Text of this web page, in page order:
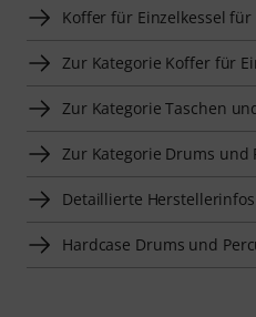
Koffer für Einzelkessel für
Zur Kategorie Koffer für
Zur Kategorie Taschen
Zur Kategorie Drums und
Detaillierte
Hardcase Drums und